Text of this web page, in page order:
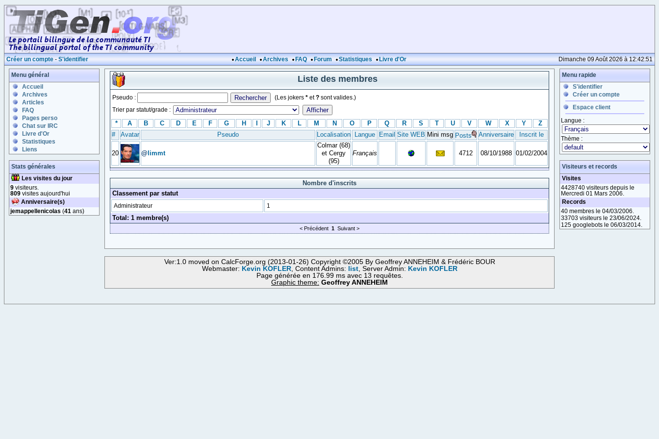
Créer un compte - S'identifier Accueil Archives FAQ Forum Statistiques Livre d'Or Dimanche 09 Août 2026 à 12:42:51
Menu général
Accueil
Archives
Articles
FAQ
Pages perso
Chat sur IRC
Livre d'Or
Statistiques
Liens
Stats générales
Les visites du jour
9 visiteurs.
809 visites aujourd'hui
Anniversaire(s)
jemappellenicolas (41 ans)
Liste des membres
Pseudo : (Les jokers * et? sont valides.)
Trier par statut/grade :
* A B C D E F G H J K L M N O P Q R S T U V W X Y
Z
#
Avatar Pseudo Localisation Langue Email Site WEB Mini msg Posts Anniversaire Inscrit le
20 @ limmt
Colmar (68)
et Cergy
(95)
Français 4712 08/10/1988 01/02/2004
Nombre d'inscrits
Classement par statut
Administrateur 1
Total: 1 membre(s)
< Précédent 1 Suivant >
Ver:1.0 moved on CalcForge.org (2013-01-26) Copyright ©2005 By Geoffrey ANNEHEIM & Frédéric BOUR
Webmaster: Kevin KOFLER, Content Admins: list, Server Admin: Kevin KOFLER
Page générée en 176.99 ms avec 13 requêtes.
Graphic theme: Geoffrey ANNEHEIM
Menu rapide
S'identifier
Créer un compte
Espace client
Langue :
Thème :
Visiteurs et records
Visites
4428740 visiteurs depuis le
Mercredi 01 Mars 2006.
Records
40 membres le 04/03/2006.
33703 visiteurs le 23/06/2024.
125 googlebots le 06/03/2014.